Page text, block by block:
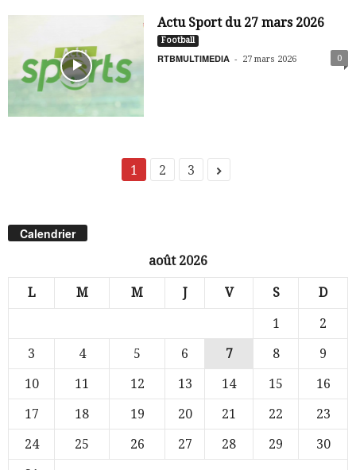
Actu Sport du 27 mars 2026
Football
RTBMULTIMEDIA - 27 mars 2026 0
1 2 3
Calendrier
août 2026
L M M J V S D
1
2
3
4 5 6 7 8
9
10
11 12 13 14 15
16
17
18 19 20 21 22
23
24
25 26 27 28 29
30